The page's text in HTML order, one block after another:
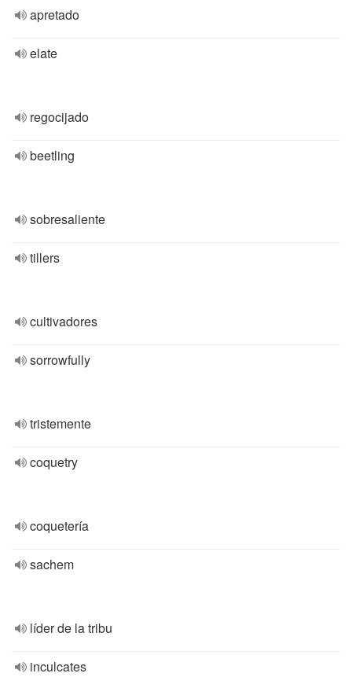
apretado
elate
regocijado
beetling
sobresaliente
tillers
cultivadores
sorrowfully
tristemente
coquetry
coquetería
sachem
líder de la tribu
inculcates